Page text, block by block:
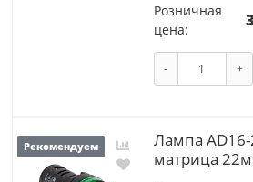
Розничная
цена:
- +
Рекомендуем
Лампа AD16-
матрица